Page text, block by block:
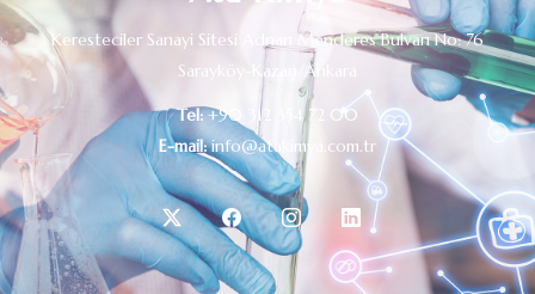
Keresteciler Sanayi Sitesi Adnan Menderes Bulvarı No: 76
Sarayköy-Kazan/Ankara
Tel: +90 312 354 72 00
E-mail: info@atakimya.com.tr